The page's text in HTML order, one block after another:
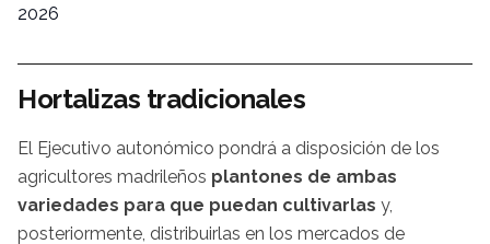
2026
Hortalizas tradicionales
El Ejecutivo autonómico pondrá a disposición de los
agricultores madrileños plantones de ambas
variedades para que puedan cultivarlas y,
posteriormente, distribuirlas en los mercados de